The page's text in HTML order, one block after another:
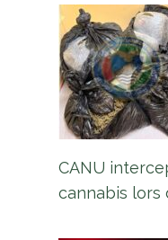
CANU
cannabis lors